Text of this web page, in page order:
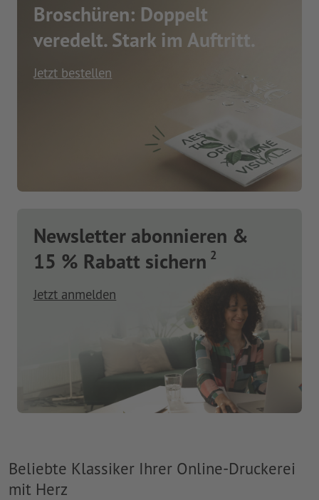
Broschüren: Doppelt
veredelt. Stark im Auftritt.
Jetzt bestellen
Newsletter abonnieren &
15 % Rabatt sichern 2
Jetzt anmelden
Beliebte Klassiker Ihrer Online-Druckerei
mit Herz